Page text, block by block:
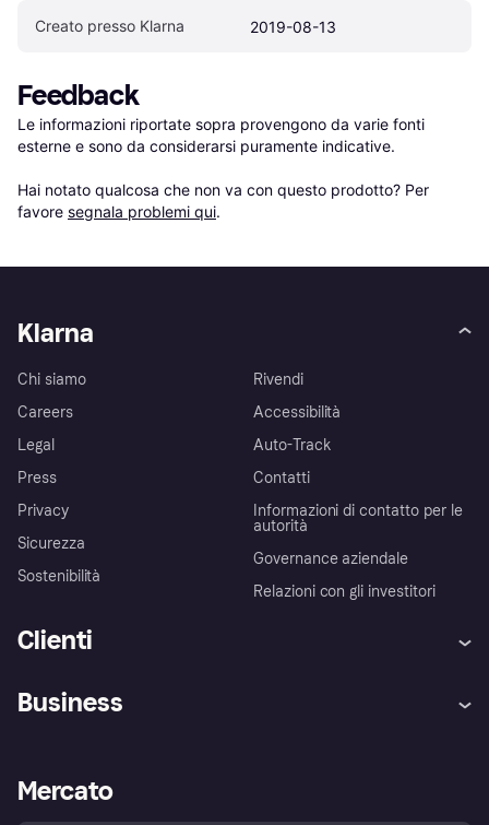
Creato presso Klarna 2019-08-13
Feedback
Le informazioni riportate sopra provengono da varie fonti
esterne e sono da considerarsi puramente indicative.
Hai notato qualcosa che non va con questo prodotto? Per
favore segnala problemi qui.
Klarna
Chi siamo
Careers
Legal
Press
Privacy
Sicurezza
Sostenibilità
Rivendi
Accessibilità
Auto-Track
Contatti
Informazioni di contatto per le
autorità
Governance aziendale
Relazioni con gli investitori
Clienti
Assistenza
Esplora i negozi
Politica di protezione
Business
Accesso aziende
Mercato